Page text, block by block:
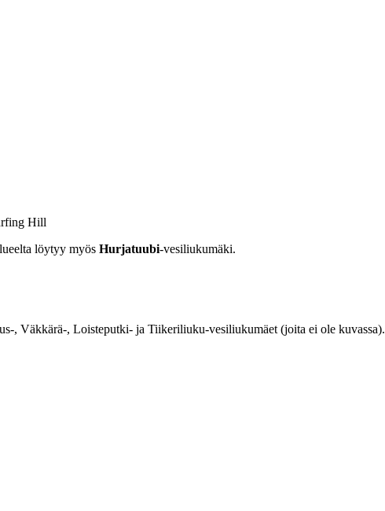
Hill
löytyy myös Hurjatuubi-vesiliukumäki.
, Väkkärä-, Loisteputki- ja Tiikeriliuku-vesiliukumäet (joita ei ole kuvassa).